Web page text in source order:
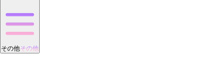
その他その他